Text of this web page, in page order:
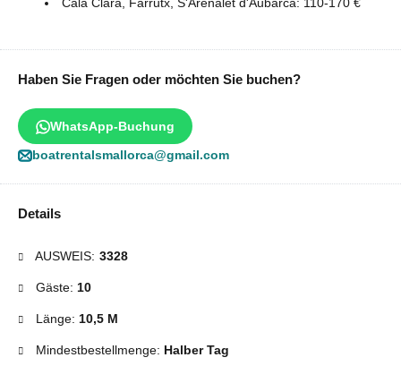
Cala Clara, Farrutx, S'Arenalet d'Aubarca: 110-170 €
Haben Sie Fragen oder möchten Sie buchen?
WhatsApp-Buchung
boatrentalsmallorca@gmail.com
Details
AUSWEIS: 3328
Gäste: 10
Länge: 10,5 M
Mindestbestellmenge: Halber Tag